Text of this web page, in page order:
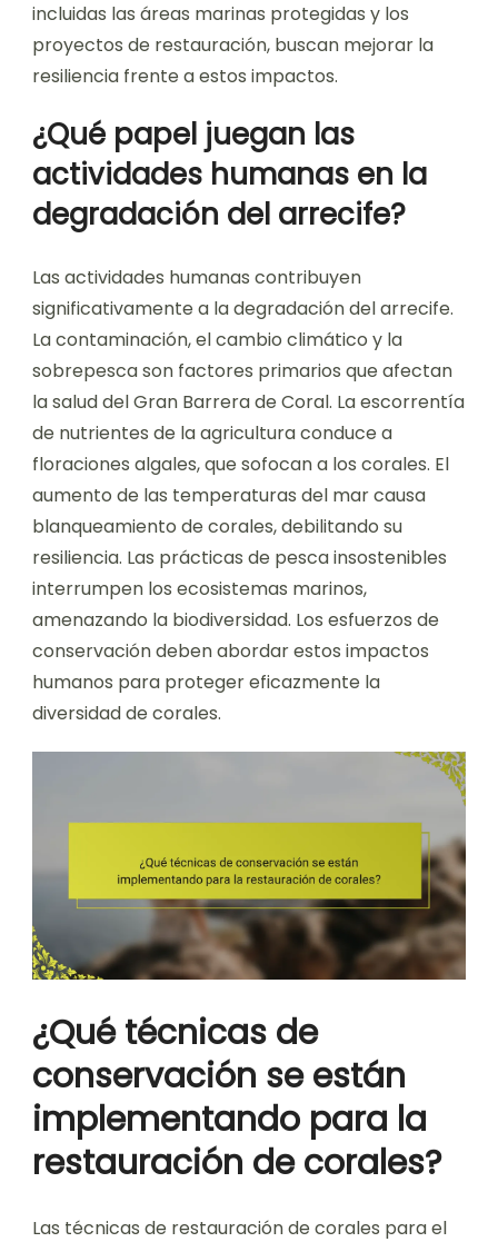
incluidas las áreas marinas protegidas y los
proyectos de restauración, buscan mejorar la
resiliencia frente a estos impactos.
¿Qué papel juegan las
actividades humanas en la
degradación del arrecife?
Las actividades humanas contribuyen
significativamente a la degradación del arrecife.
La contaminación, el cambio climático y la
sobrepesca son factores primarios que afectan
la salud del Gran Barrera de Coral. La escorrentía
de nutrientes de la agricultura conduce a
floraciones algales, que sofocan a los corales. El
aumento de las temperaturas del mar causa
blanqueamiento de corales, debilitando su
resiliencia. Las prácticas de pesca insostenibles
interrumpen los ecosistemas marinos,
amenazando la biodiversidad. Los esfuerzos de
conservación deben abordar estos impactos
humanos para proteger eficazmente la
diversidad de corales.
¿Qué técnicas de
conservación se están
implementando para la
restauración de corales?
Las técnicas de restauración de corales para el